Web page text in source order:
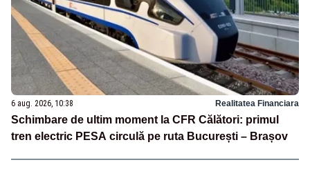
6 aug. 2026, 10:38 Realitatea Financiara
Schimbare de ultim moment la CFR Călători: primul
tren electric PESA circulă pe ruta București – Brașov